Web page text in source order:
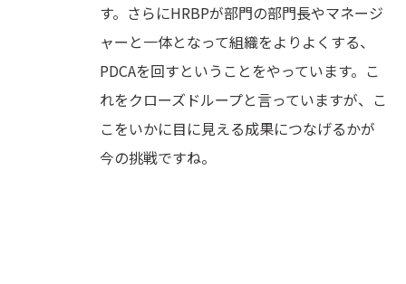
す。さらにHRBPが部門の部門長やマネージ
ャーと一体となって組織をよりよくする、
PDCAを回すということをやっています。こ
れをクローズドループと言っていますが、こ
こをいかに目に見える成果につなげるかが
今の挑戦ですね。